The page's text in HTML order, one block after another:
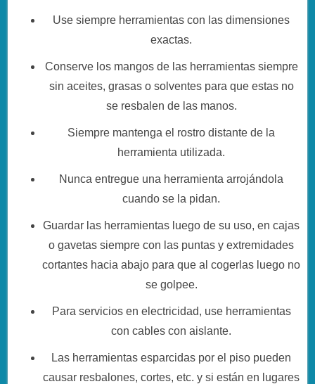
Use siempre herramientas con las dimensiones
exactas.
Conserve los mangos de las herramientas siempre
sin aceites, grasas o solventes para que estas no
se resbalen de las manos.
Siempre mantenga el rostro distante de la
herramienta utilizada.
Nunca entregue una herramienta arrojándola
cuando se la pidan.
Guardar las herramientas luego de su uso, en cajas
o gavetas siempre con las puntas y extremidades
cortantes hacia abajo para que al cogerlas luego no
se golpee.
Para servicios en electricidad, use herramientas
con cables con aislante.
Las herramientas esparcidas por el piso pueden
causar resbalones, cortes, etc. y si están en lugares